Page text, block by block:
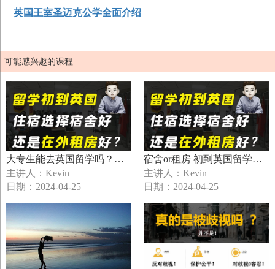
英国王室圣迈克公学全面介绍
可能感兴趣的课程
大专生能去英国留学吗？要求高不高呢？
主讲人： Kevin
日期：2024-04-25
宿舍or租房 初到英国留学该怎么选？
主讲人： Kevin
日期：2024-04-25